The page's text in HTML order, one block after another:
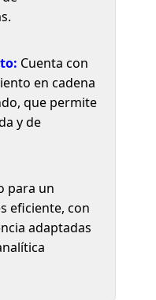
Cuenta con
en cadena
que permite
y de
para un
eficiente, con
adaptadas